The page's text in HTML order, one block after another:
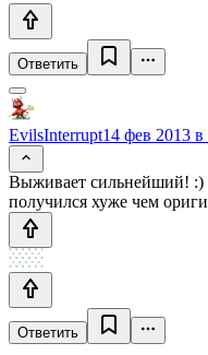
Ответить
EvilsInterrupt14 фев 2013 в
Выживает сильнейший! :)
получился хуже чем
Ответить